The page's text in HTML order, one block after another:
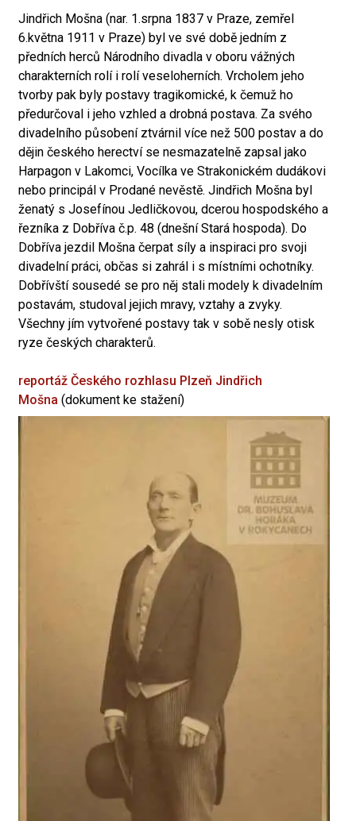
Jindřich Mošna (nar. 1.srpna 1837 v Praze, zemřel
6.května 1911 v Praze) byl ve své době jedním z
předních herců Národního divadla v oboru vážných
charakterních rolí i rolí veseloherních. Vrcholem jeho
tvorby pak byly postavy tragikomické, k čemuž ho
předurčoval i jeho vzhled a drobná postava. Za svého
divadelního působení ztvárnil více než 500 postav a do
dějin českého herectví se nesmazatelně zapsal jako
Harpagon v Lakomci, Vocílka ve Strakonickém dudákovi
nebo principál v Prodané nevěstě. Jindřich Mošna byl
ženatý s Josefínou Jedličkovou, dcerou hospodského a
řezníka z Dobříva č.p. 48 (dnešní Stará hospoda). Do
Dobříva jezdil Mošna čerpat síly a inspiraci pro svoji
divadelní práci, občas si zahrál i s místními ochotníky.
Dobřívští sousedé se pro něj stali modely k divadelním
postavám, studoval jejich mravy, vztahy a zvyky.
Všechny jím vytvořené postavy tak v sobě nesly otisk
ryze českých charakterů.
reportáž Českého rozhlasu Plzeň Jindřich
Mošna (dokument ke stažení)